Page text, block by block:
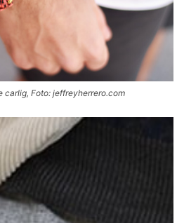
carlig, Foto: jeffreyherrero.com